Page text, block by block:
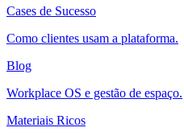
Cases de Sucesso
Como clientes usam a plataforma.
Blog
Workplace OS e gestão de espaço.
Materiais Ricos